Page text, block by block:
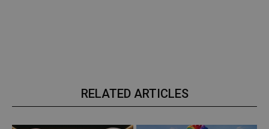
RELATED ARTICLES